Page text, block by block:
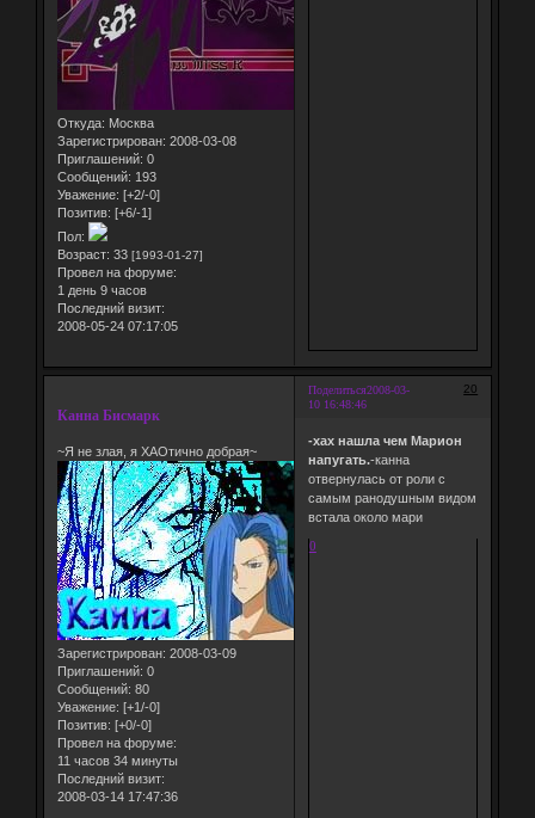
Откуда: Москва
Зарегистрирован: 2008-03-08
Приглашений: 0
Сообщений: 193
Уважение: [+2/-0]
Позитив: [+6/-1]
Пол:
Возраст: 33 [1993-01-27]
Провел на форуме:
1 день 9 часов
Последний визит:
2008-05-24 07:17:05
Поделиться 20
2008-03-
10 16:48:46
Канна Бисмарк
~Я не злая, я ХАОтично добрая~
Зарегистрирован: 2008-03-09
Приглашений: 0
Сообщений: 80
Уважение: [+1/-0]
Позитив: [+0/-0]
Провел на форуме:
11 часов 34 минуты
Последний визит:
2008-03-14 17:47:36
-хах нашла чем Марион
напугать.-канна
отвернулась от роли с
самым ранодушным видом
встала около мари
0